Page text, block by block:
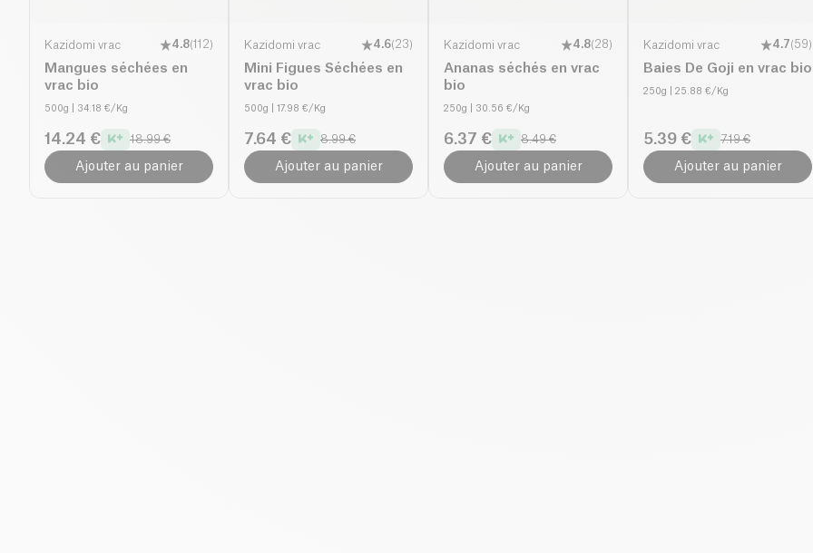
Kazidomi vrac 4.8(112)
Mangues séchées en
vrac bio
500g | 34.18 €/Kg
14.24 € 18.99 €
Ajouter au panier
Kazidomi vrac 4.6(23)
Mini Figues Séchées en
vrac bio
500g | 17.98 €/Kg
7.64 € 8.99 €
Ajouter au panier
Kazidomi vrac 4.8(28)
Ananas séchés en vrac
bio
250g | 30.56 €/Kg
6.37 € 8.49 €
Ajouter au panier
Kazidomi vrac 4.7(59)
Baies De Goji en vrac bio
250g | 25.88 €/Kg
5.39 € 7.19 €
Ajouter au panier